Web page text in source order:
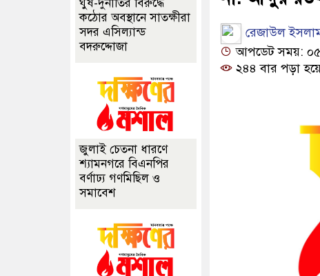
রেজাউল
আপডেট সময়:
২৪৪ বার পড়া
ঘুষ-দুর্নীতির বিরুদ্ধে
কঠোর অবস্থানে সাতক্ষীরা
সদর এসিল্যান্ড
বদরুদ্দোজা
জুলাই চেতনা ধারণে
শ্যামনগরে বিএনপির
বর্ণাঢ্য গণমিছিল ও
সমাবেশ